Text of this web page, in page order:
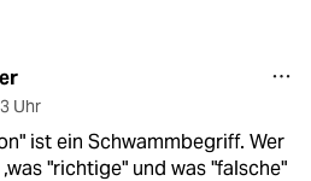
Uhr
ist ein Schwammbegriff. Wer
"richtige" und was "falsche"